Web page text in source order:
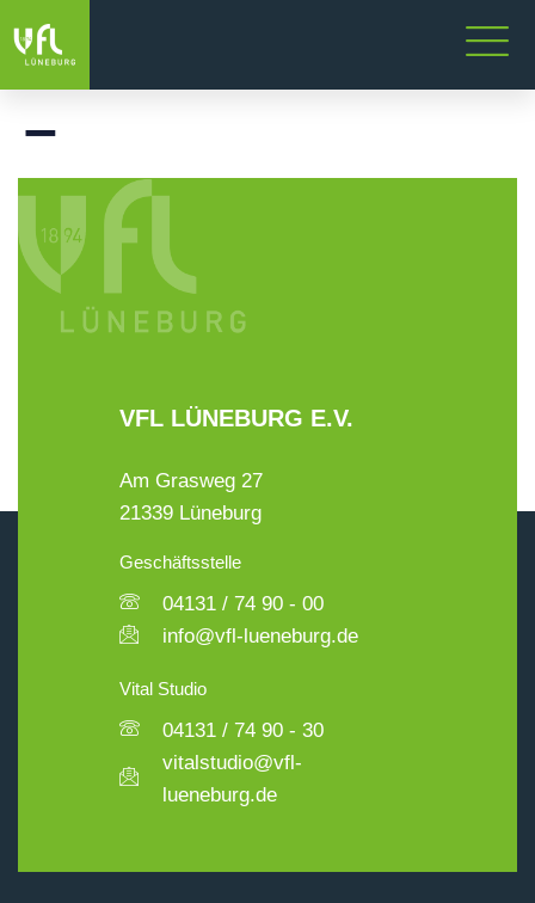
–
VFL LÜNEBURG E.V.
Am Grasweg 27
21339 Lüneburg
Geschäftsstelle
04131 / 74 90 - 00
info@vfl-lueneburg.de
Vital Studio
04131 / 74 90 - 30
vitalstudio@vfl-
lueneburg.de